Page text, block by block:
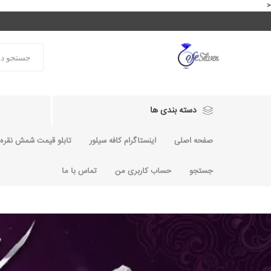
<
دسته بندی ها
صفحه اصلی اینستاگرام کافه سیلور تابلو قیمت شمش نقره
جستجو حساب کاربری من تماس با ما